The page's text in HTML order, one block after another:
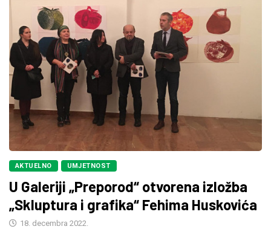
AKTUELNO UMJETNOST
U Galeriji „Preporod“ otvorena izložba
„Skluptura i grafika“ Fehima Huskovića
18. decembra 2022.